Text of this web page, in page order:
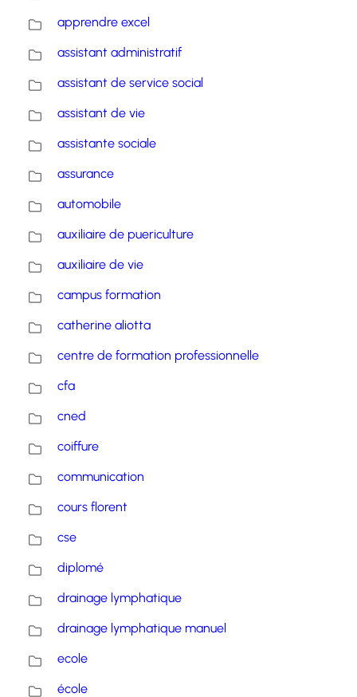
apprendre excel
assistant administratif
assistant de service social
assistant de vie
assistante sociale
assurance
automobile
auxiliaire de puericulture
auxiliaire de vie
campus formation
catherine aliotta
centre de formation professionnelle
cfa
cned
coiffure
communication
cours florent
cse
diplomé
drainage lymphatique
drainage lymphatique manuel
ecole
école